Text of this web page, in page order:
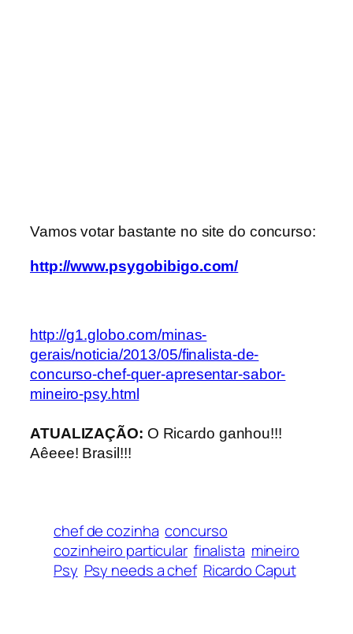
Vamos votar bastante no site do concurso:
http://www.psygobibigo.com/
http://g1.globo.com/minas-
gerais/noticia/2013/05/finalista-de-
concurso-chef-quer-apresentar-sabor-
mineiro-psy.html
ATUALIZAÇÃO: O Ricardo ganhou!!!
Aêeee! Brasil!!!
chef de cozinha concurso
cozinheiro particular finalista mineiro
Psy Psy needs a chef Ricardo Caput